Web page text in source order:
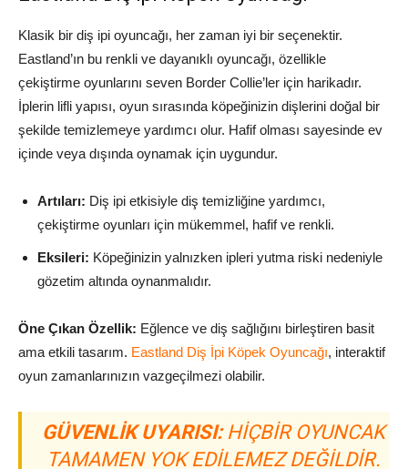
Klasik bir diş ipi oyuncağı, her zaman iyi bir seçenektir.
Eastland’ın bu renkli ve dayanıklı oyuncağı, özellikle
çekiştirme oyunlarını seven Border Collie’ler için harikadır.
İplerin lifli yapısı, oyun sırasında köpeğinizin dişlerini doğal bir
şekilde temizlemeye yardımcı olur. Hafif olması sayesinde ev
içinde veya dışında oynamak için uygundur.
Artıları: Diş ipi etkisiyle diş temizliğine yardımcı,
çekiştirme oyunları için mükemmel, hafif ve renkli.
Eksileri: Köpeğinizin yalnızken ipleri yutma riski nedeniyle
gözetim altında oynanmalıdır.
Öne Çıkan Özellik: Eğlence ve diş sağlığını birleştiren basit
ama etkili tasarım. Eastland Diş İpi Köpek Oyuncağı, interaktif
oyun zamanlarınızın vazgeçilmezi olabilir.
GÜVENLIK UYARISI:HIÇBIR OYUNCAK
TAMAMEN YOK EDILEMEZ DEĞILDIR.